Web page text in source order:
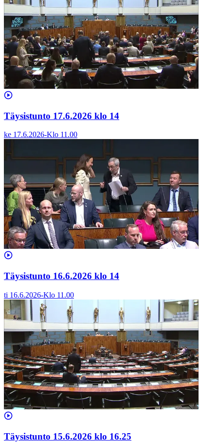
Täysistunto 17.6.2026 klo 14
ke 17.6.2026-Klo 11.00
Täysistunto 16.6.2026 klo 14
ti 16.6.2026-Klo 11.00
Täysistunto 15.6.2026 klo 16.25